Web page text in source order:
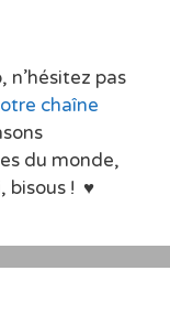
n’hésitez pas
chaîne
du monde,
bisous ! ♥